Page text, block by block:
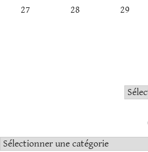
27
28 29
Catégories